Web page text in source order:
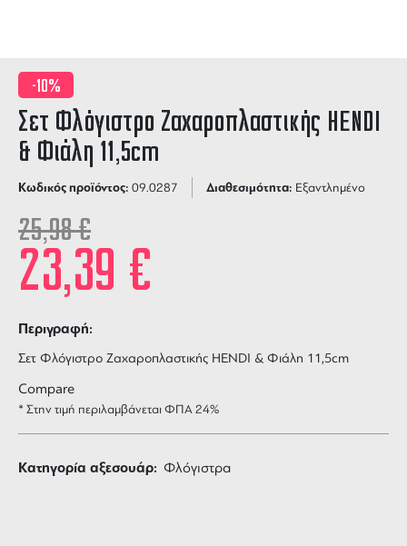
-10%
Σετ Φλόγιστρο Ζαχαροπλαστικής HENDI
& Φιάλη 11,5cm
Κωδικός προϊόντος: 09.0287 Διαθεσιμότητα: Εξαντλημένο
25,98€
23,39 €
Περιγραφή:
Σετ Φλόγιστρο Ζαχαροπλαστικής HENDI & Φιάλη 11,5cm
Compare
* Στην τιμή περιλαμβάνεται ΦΠΑ 24%
Κατηγορία αξεσουάρ: Φλόγιστρα